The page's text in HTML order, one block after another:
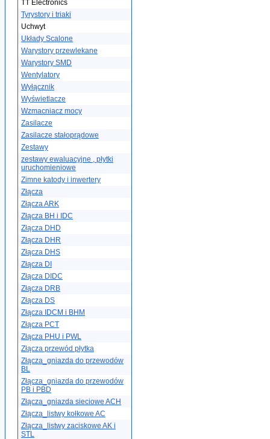
TT Electronics
Tyrystory i triaki
Uchwyt
Układy Scalone
Warystory przewlekane
Warystory SMD
Wentylatory
Wyłącznik
Wyświetlacze
Wzmacniacz mocy
Zasilacze
Zasilacze stałoprądowe
Zestawy
zestawy ewaluacyjne , płytki
uruchomieniowe
Zimne katody i inwertery
Złącza
Złącza ARK
Złącza BH i IDC
Złącza DHD
Złącza DHR
Złącza DHS
Złącza DI
Złącza DIDC
Złącza DRB
Złącza DS
Złącza IDCM i BHM
Złącza PCT
Złącza PHU i PWL
Złącza przewód płytka
Złącza_gniazda do przewodów
BL
Złącza_gniazda do przewodów
PB i PBD
Złącza_gniazda sieciowe ACH
Złącza_listwy kołkowe AC
Złącza_listwy zaciskowe AK i
STL